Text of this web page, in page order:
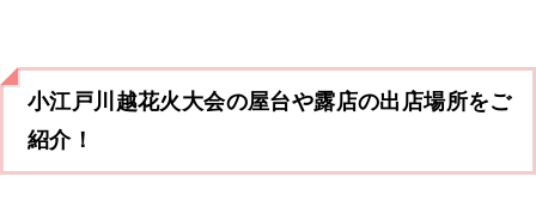
小江戸川越花火大会の屋台や露店の出店場所をご
紹介！